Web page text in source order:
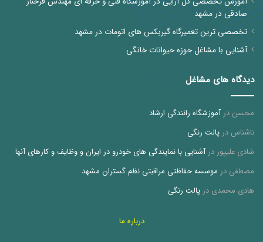
صادقی در مشهد
تخصصی ترین تعمیرگاه گیربکس های اتومات در مشهد
آشنایی با مشاغل حوزه حیوانات خانگی
دیدگاه های مشاغل
محسن درآموزشگاه رانندگی ارشاد
ناشناس در پالت رنگی
شادی علیپور درآشنایی با نمایندگی های خودرو در ایران و وظایف و کارهای آنها
مصطفی در موسسه حفاظتی مراقبتی نظم گستران مشهد
هادی محمدی در پالت رنگی
درباره ما